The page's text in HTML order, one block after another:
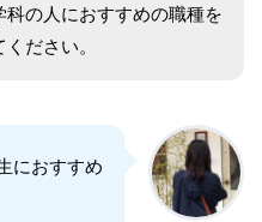
科の人におすすめの職種を
ださい。
におすすめ